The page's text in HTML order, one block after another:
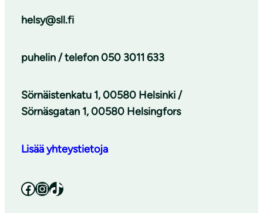
helsy@sll.fi
puhelin / telefon050 3011 633
Sörnäistenkatu 1, 00580 Helsinki /
Sörnäsgatan 1, 00580 Helsingfors
Lisää yhteystietoja
Facebook InstagramTikTok